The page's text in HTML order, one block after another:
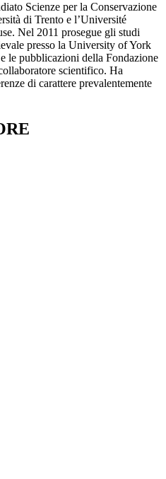
Scienze per la Conservazione
di Trento e l’Université
Nel 2011 prosegue gli studi
presso la University of York
le pubblicazioni della Fondazione
scientifico. Ha
di carattere prevalentemente